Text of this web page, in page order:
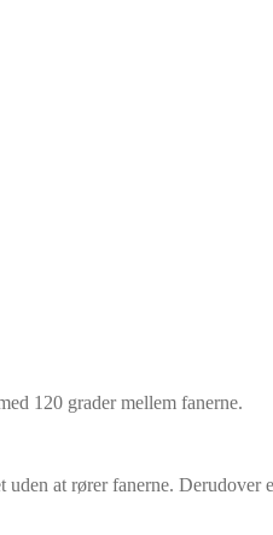
120 grader mellem fanerne.
at rører fanerne. Derudover